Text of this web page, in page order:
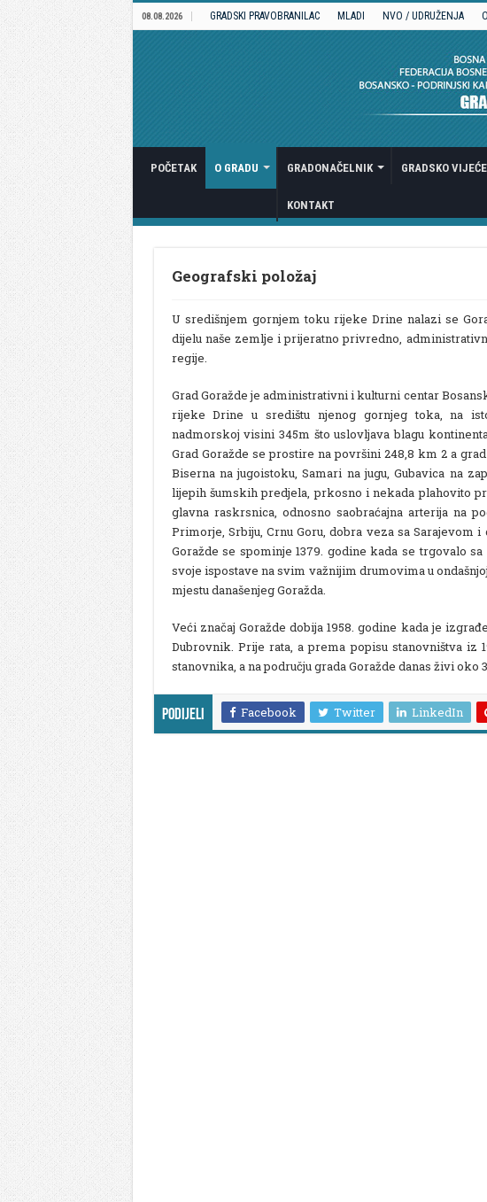
08.08.2026 GRADSKI PRAVOBRANILAC MLADI NVO / UDRUŽENJA
POČETAK O GRADU GRADONAČELNIK GRADSKO VIJEĆE
KONTAKT
Geografski položaj
U središnjem gornjem toku rijeke Drine nalazi se
dijelu naše zemlje i prijeratno privredno,
regije.
Grad Goražde je administrativni i kulturni centar
rijeke Drine u središtu njenog gornjeg toka, na
nadmorskoj visini 345m što uslovljava blagu
Grad Goražde se prostire na površini 248,8 km 2 a
Biserna na jugoistoku, Samari na jugu, Gubavica na
lijepih šumskih predjela, prkosno i nekada plahovito
glavna raskrsnica, odnosno saobraćajna arterija na
Primorje, Srbiju, Crnu Goru, dobra veza sa
Goražde se spominje 1379. godine kada se trgovalo
svoje ispostave na svim važnijim drumovima u
mjestu današenjeg Goražda.
Veći značaj Goražde dobija 1958. godine kada je
Dubrovnik. Prije rata, a prema popisu stanovništva iz
stanovnika, a na području grada Goražde danas živi oko
Podijeli Facebook Twitter LinkedIn